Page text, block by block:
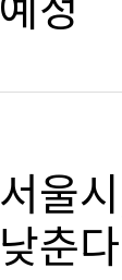
서울
낮춘다